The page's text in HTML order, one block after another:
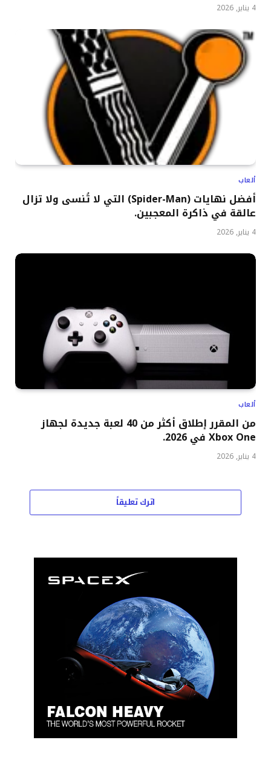
4 يناير, 2026
ألعاب
أفضل نهايات (Spider-Man) التي لا تُنسى ولا تزال
عالقة في ذاكرة المعجبين.
4 يناير, 2026
ألعاب
من المقرر إطلاق أكثر من 40 لعبة جديدة لجهاز
Xbox One في 2026.
4 يناير, 2026
اترك تعليقاً